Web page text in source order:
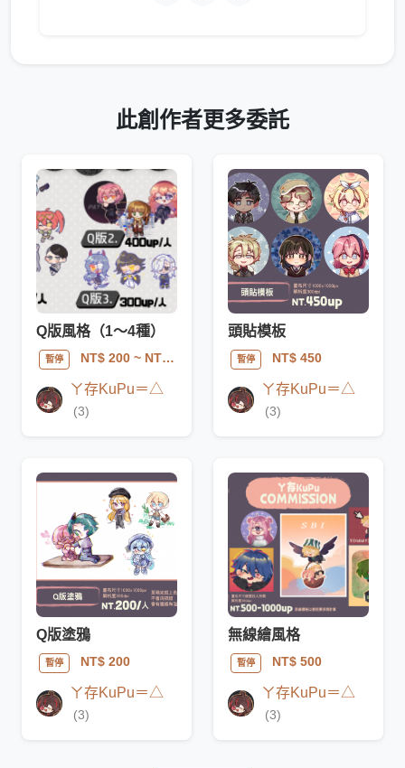
此創作者更多委託
Q版風格（1～4種）
暫停 NT$ 200~ NT$ 400
ㄚ存KuPu＝△
(3)
頭貼模板
暫停 NT$ 450
ㄚ存KuPu＝△
(3)
Q版塗鴉
暫停 NT$ 200
ㄚ存KuPu＝△
(3)
無線繪風格
暫停 NT$ 500
ㄚ存KuPu＝△
(3)